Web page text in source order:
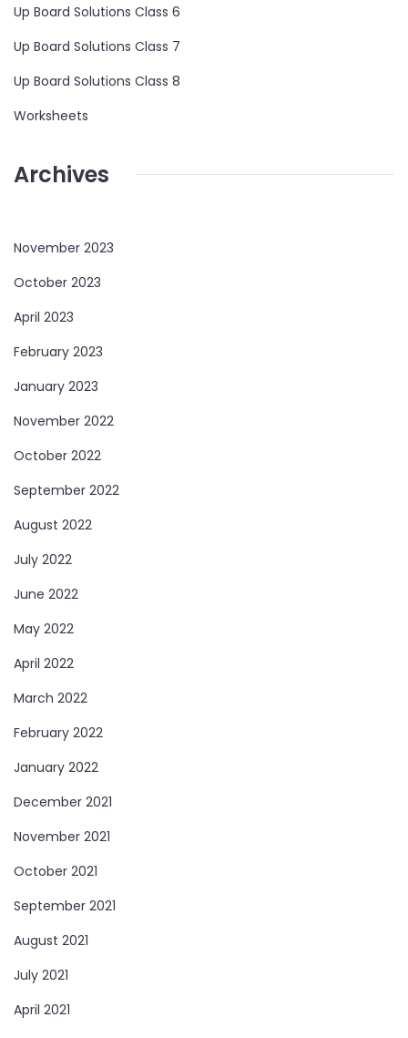
Up Board Solutions Class 6
Up Board Solutions Class 7
Up Board Solutions Class 8
Worksheets
Archives
November 2023
October 2023
April 2023
February 2023
January 2023
November 2022
October 2022
September 2022
August 2022
July 2022
June 2022
May 2022
April 2022
March 2022
February 2022
January 2022
December 2021
November 2021
October 2021
September 2021
August 2021
July 2021
April 2021